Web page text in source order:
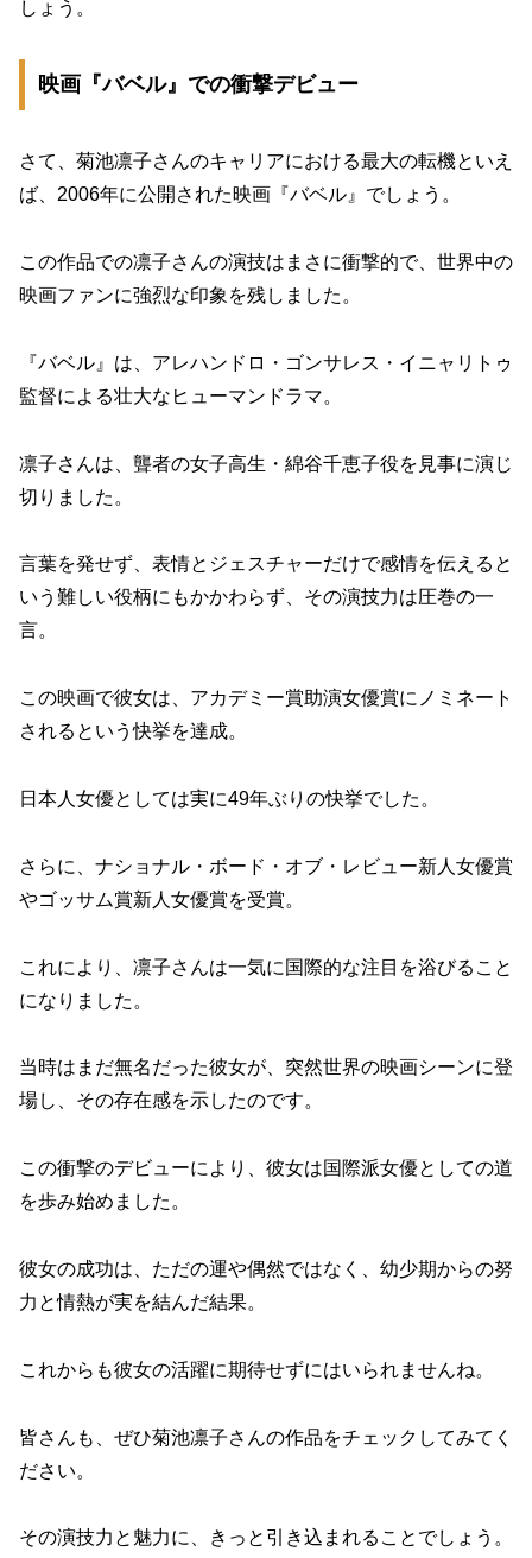
しょう。
映画『バベル』での衝撃デビュー
さて、菊池凛子さんのキャリアにおける最大の転機といえ
ば、2006年に公開された映画『バベル』でしょう。
この作品での凛子さんの演技はまさに衝撃的で、世界中の
映画ファンに強烈な印象を残しました。
『バベル』は、アレハンドロ・ゴンサレス・イニャリトゥ
監督による壮大なヒューマンドラマ。
凛子さんは、聾者の女子高生・綿谷千恵子役を見事に演じ
切りました。
言葉を発せず、表情とジェスチャーだけで感情を伝えると
いう難しい役柄にもかかわらず、その演技力は圧巻の一
言。
この映画で彼女は、アカデミー賞助演女優賞にノミネート
されるという快挙を達成。
日本人女優としては実に49年ぶりの快挙でした。
さらに、ナショナル・ボード・オブ・レビュー新人女優賞
やゴッサム賞新人女優賞を受賞。
これにより、凛子さんは一気に国際的な注目を浴びること
になりました。
当時はまだ無名だった彼女が、突然世界の映画シーンに登
場し、その存在感を示したのです。
この衝撃のデビューにより、彼女は国際派女優としての道
を歩み始めました。
彼女の成功は、ただの運や偶然ではなく、幼少期からの努
力と情熱が実を結んだ結果。
これからも彼女の活躍に期待せずにはいられませんね。
皆さんも、ぜひ菊池凛子さんの作品をチェックしてみてく
ださい。
その演技力と魅力に、きっと引き込まれることでしょう。